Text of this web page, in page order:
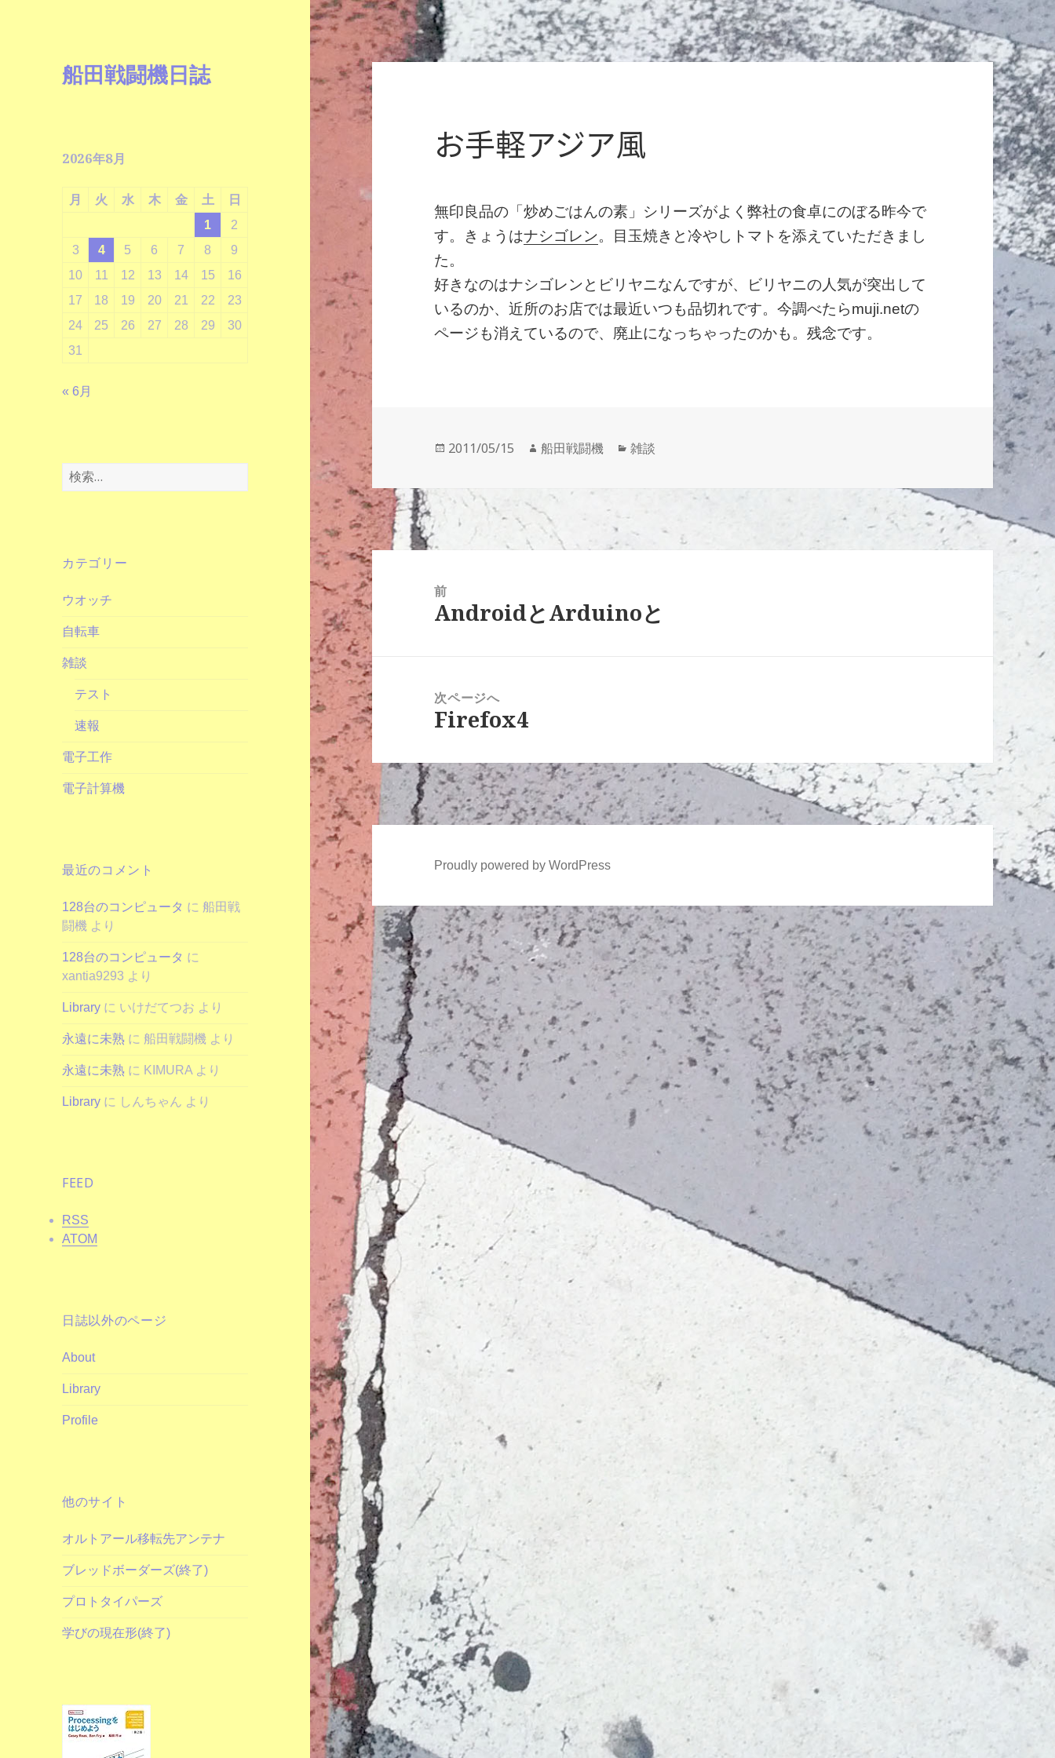
船田戦闘機日誌
2026年8月
月 火 水 木 金 土
日
1
2
3
4 5 6 7 8
9
10
11 12 13 14 15
16
17
18 19 20 21 22
23
24
25 26 27 28 29
30
31
« 6月
検
索:
カテゴリー
ウオッチ
自転車
雑談
テスト
速報
電子工作
電子計算機
最近のコメント
128台のコンピュータ に船田戦
闘機 より
128台のコンピュータ に
xantia9293 より
Library に いけだてつお より
永遠に未熟 に船田戦闘機 より
永遠に未熟 に KIMURA より
Library に しんちゃん より
FEED
RSS
ATOM
日誌以外のページ
About
Library
Profile
他のサイト
オルトアール移転先アンテナ
ブレッドボーダーズ(終了)
プロトタイパーズ
学びの現在形(終了)
お手軽アジア風
無印良品の「炒めごはんの素」シリーズがよく弊社の食卓にのぼる昨今で
す。きょうはナシゴレン。目玉焼きと冷やしトマトを添えていただきまし
た。
好きなのはナシゴレンとビリヤニなんですが、ビリヤニの人気が突出して
いるのか、近所のお店では最近いつも品切れです。今調べたらmuji.netの
ページも消えているので、廃止になっちゃったのかも。残念です。
投
2011/05/15
作
船田戦闘機
カ
雑談
投
稿
ナ
ビ
ゲ
シ
ョ
前
前
AndroidとArduinoと
次ページへ
次
投
稿:
Firefox4
Proudly powered by WordPress